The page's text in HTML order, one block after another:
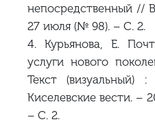
непосредственный //
27 июля (№ 98). – С. 2.
4. Курьянова, Е.
услуги нового
Текст (визуальный)
Киселевские вести. –
– С. 2.